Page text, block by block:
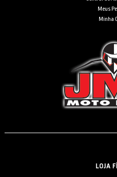
Meus
Minha
LOJA